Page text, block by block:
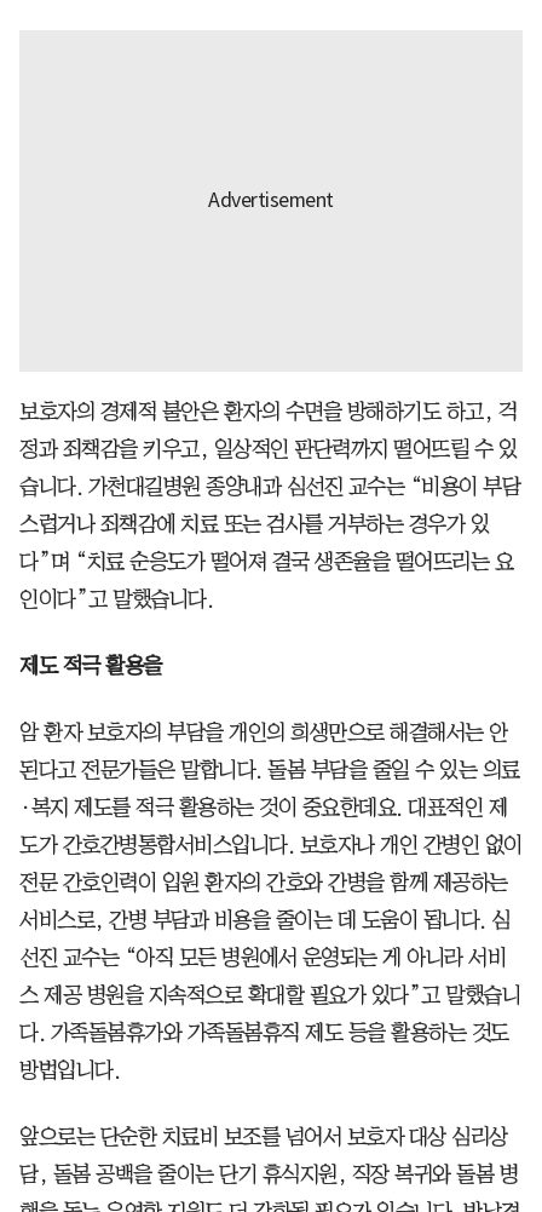
보호자의 경제적 불안은 환자의 수면을 방해하기도 하고, 걱
정과 죄책감을 키우고, 일상적인 판단력까지 떨어뜨릴 수 있
습니다. 가천대길병원 종양내과 심선진 교수는 “비용이 부담
스럽거나 죄책감에 치료 또는 검사를 거부하는 경우가 있
다”며 “치료 순응도가 떨어져 결국 생존율을 떨어뜨리는 요
인이다”고 말했습니다.
제도 적극 활용을
암 환자 보호자의 부담을 개인의 희생만으로 해결해서는 안
된다고 전문가들은 말합니다. 돌봄 부담을 줄일 수 있는 의료
·복지 제도를 적극 활용하는 것이 중요한데요. 대표적인 제
도가 간호간병통합서비스입니다. 보호자나 개인 간병인 없이
전문 간호인력이 입원 환자의 간호와 간병을 함께 제공하는
서비스로, 간병 부담과 비용을 줄이는 데 도움이 됩니다. 심
선진 교수는 “아직 모든 병원에서 운영되는 게 아니라 서비
스 제공 병원을 지속적으로 확대할 필요가 있다”고 말했습니
다. 가족돌봄휴가와 가족돌봄휴직 제도 등을 활용하는 것도
방법입니다.
앞으로는 단순한 치료비 보조를 넘어서 보호자 대상 심리상
담, 돌봄 공백을 줄이는 단기 휴식지원, 직장 복귀와 돌봄 병